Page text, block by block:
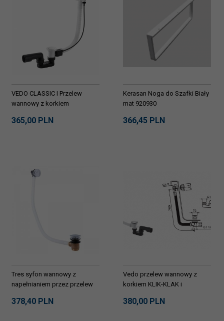
VEDO CLASSIC I Przelew
wannowy z korkiem
242A/100/BI biały mat
365,00 PLN
Kerasan Noga do Szafki Biały
mat 920930
366,45 PLN
Tres syfon wannowy z
napełnianiem przez przelew
378,40 PLN
Vedo przelew wannowy z
korkiem KLIK-KLAK i
70 CLICK 366C/70/CH
380,00 PLN